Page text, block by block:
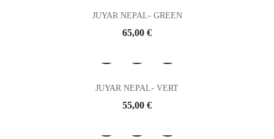
JUYAR NEPAL- GREEN
Prix
65,00 €
JUYAR NEPAL- VERT
Prix
55,00 €